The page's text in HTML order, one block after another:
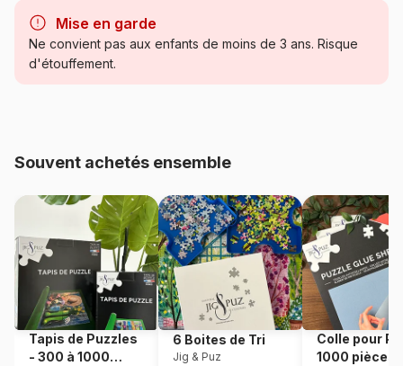
Catégorie
Provenance Italie
Clementoni-31719
EAN 8005125317196
Nombre de pièces 1500 pièces
Dimensions 84 x 59 cm
Mise en garde
Ne convient pas aux enfants de moins de 3 ans. Risque
d'étouffement.
Souvent achetés ensemble
Tapis de Puzzles
- 300 à 1000
6 Boites de Tri
Jig & Puz
Colle pour
1000 pièces